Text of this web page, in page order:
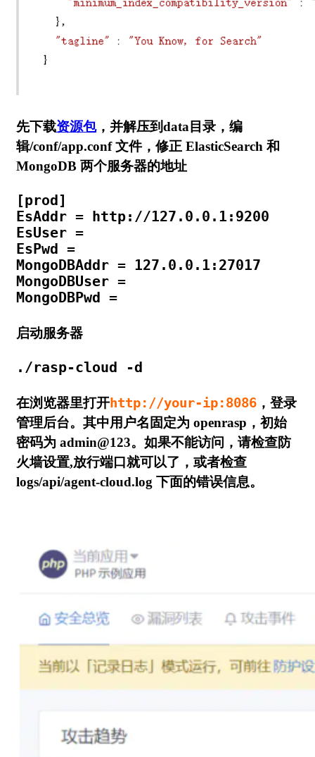
先下载资源包，并解压到data目录，编
辑/conf/app.conf 文件，修正 ElasticSearch 和
MongoDB 两个服务器的地址
[prod]
EsAddr = http://127.0.0.1:9200
EsUser =
EsPwd =
MongoDBAddr = 127.0.0.1:27017
MongoDBUser =
MongoDBPwd =
启动服务器
./rasp-cloud -d
在浏览器里打开http://your-ip:8086 ，登录
管理后台。其中用户名固定为 openrasp，初始
密码为 admin@123。如果不能访问，请检查防
火墙设置,放行端口就可以了，或者检查
logs/api/agent-cloud.log 下面的错误信息。